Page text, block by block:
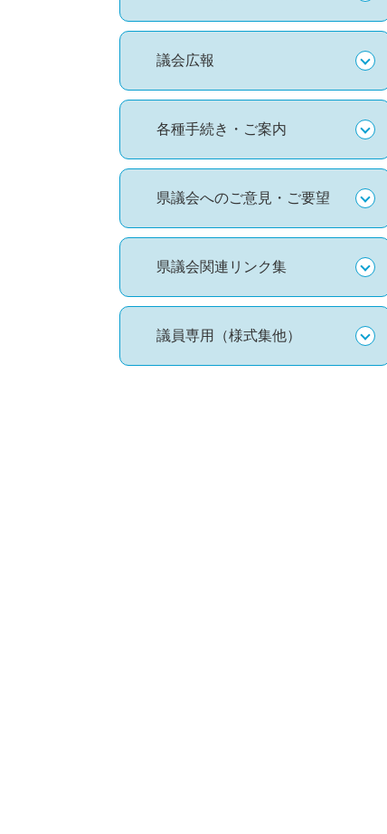
議会広報
各種手続き・ご案内
県議会へのご意見・ご要望
県議会関連リンク集
議員専用（様式集他）